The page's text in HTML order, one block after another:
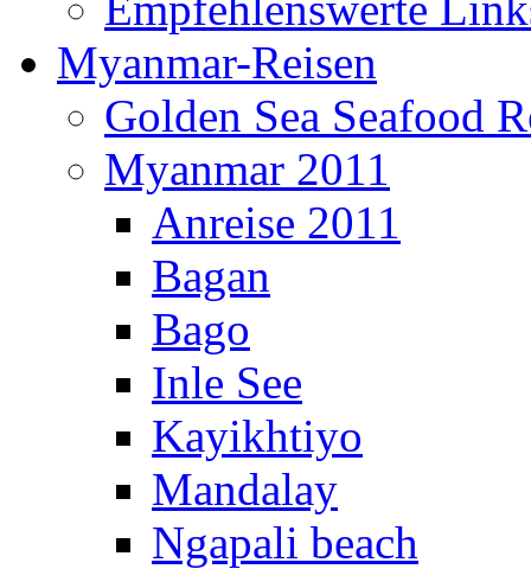
Myanmar-Reisen
Golden Sea Seafood
Myanmar 2011
Anreise 2011
Bagan
Bago
Inle See
Kayikhtiyo
Mandalay
Ngapali beach